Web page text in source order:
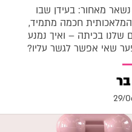
מאחור: בעידן שבו
המלאכותית חכמה מתמיד,
בכיתה – ואיך נמנע
שאי אפשר לגשר עליו?
29/